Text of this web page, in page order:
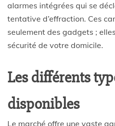
alarmes intégrées qui se
tentative d’effraction. Ces
seulement des gadgets ;
sécurité de votre domicile.
Les différents
disponibles
Le marché offre une vaste